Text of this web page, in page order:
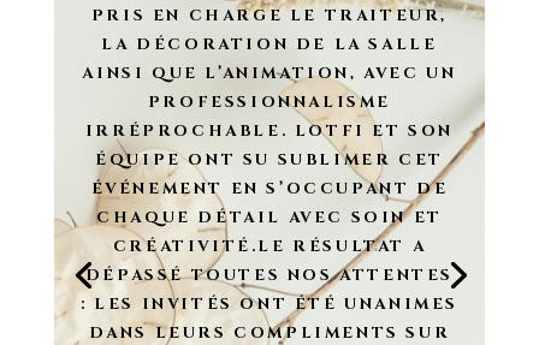
PRIS EN CHARGE LE TRAITEUR,
LA DÉCORATION DE LA SALLE
AINSI QUE L’ANIMATION, AVEC UN
PROFESSIONNALISME
IRRÉPROCHABLE. LOTFI ET SON
ÉQUIPE ONT SU SUBLIMER CET
ÉVÉNEMENT EN S’OCCUPANT DE
CHAQUE DÉTAIL AVEC SOIN ET
CRÉATIVITÉ.LE RÉSULTAT A
DÉPASSÉ TOUTES NOS ATTENTES
: LES INVITÉS ONT ÉTÉ UNANIMES
DANS LEURS COMPLIMENTS SUR